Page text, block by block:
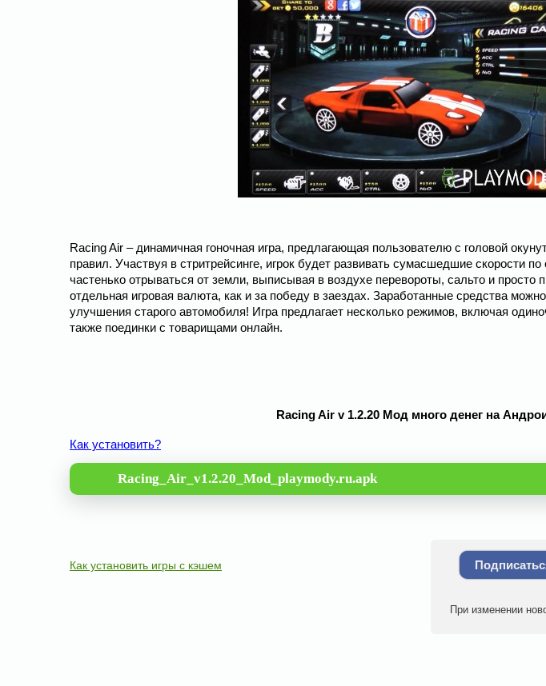
Racing Air – динамичная гоночная игра, предлагающая пользователю с головой
правил. Участвуя в стритрейсинге, игрок будет развивать сумасшедшие скорости
частенько отрываться от земли, выписывая в воздухе перевороты, сальто и просто
отдельная игровая валюта, как и за победу в заездах. Заработанные средства
улучшения старого автомобиля! Игра предлагает несколько режимов, включая
также поединки с товарищами онлайн.
Racing Air v 1.2.20 Мод много денег на
Как установить?
Racing_Air_v1.2.20_Mod_playmody.ru.apk
Как установить игры с кэшем
При изменении